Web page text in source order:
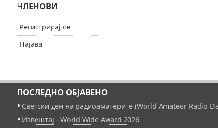
ЧЛЕНОВИ
Регистрирај се
Најава
ПОСЛЕДНО ОБЈАВЕНО
Светски ден на радиоаматерите (World Amateur Radio
Извештај - World Wide Award 2026